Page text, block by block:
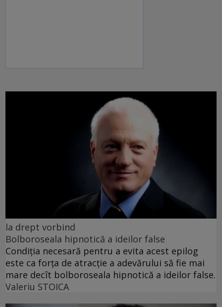
la drept vorbind
Bolboroseala hipnotică a ideilor false
Condiția necesară pentru a evita acest epilog
este ca forța de atracție a adevărului să fie mai
mare decît bolboroseala hipnotică a ideilor false.
Valeriu STOICA